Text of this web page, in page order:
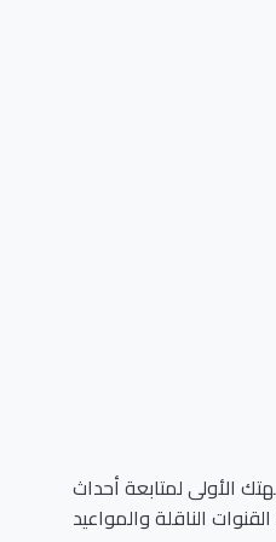
لمتابعة أحداث
الناقلة والمواعيد